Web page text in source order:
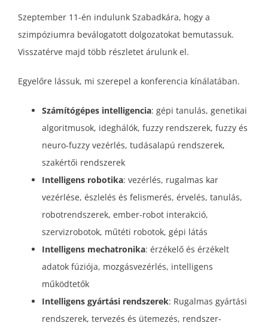
Szeptember 11-én indulunk Szabadkára, hogy a
szimpóziumra beválogatott dolgozatokat bemutassuk.
Visszatérve majd több részletet árulunk el.
Egyelőre lássuk, mi szerepel a konferencia kínálatában.
Számítógépes intelligencia: gépi tanulás, genetikai
algoritmusok, ideghálók, fuzzy rendszerek, fuzzy és
neuro-fuzzy vezérlés, tudásalapú rendszerek,
szakértői rendszerek
Intelligens robotika: vezérlés, rugalmas kar
vezérlése, észlelés és felismerés, érvelés, tanulás,
robotrendszerek, ember-robot interakció,
szervizrobotok, műtéti robotok, gépi látás
Intelligens mechatronika: érzékelő és érzékelt
adatok fúziója, mozgásvezérlés, intelligens
működtetők
Intelligens gyártási rendszerek: Rugalmas gyártási
rendszerek, tervezés és ütemezés, rendszer-